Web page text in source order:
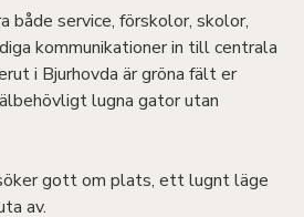
både service, förskolor, skolor,
kommunikationer in till centrala
i Bjurhovda är gröna fält er
lugna gator utan
gott om plats, ett lugnt läge
av.